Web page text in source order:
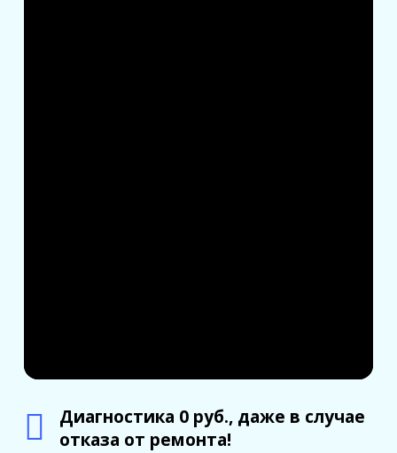
Диагностика 0 руб., даже в случае
отказа от ремонта!